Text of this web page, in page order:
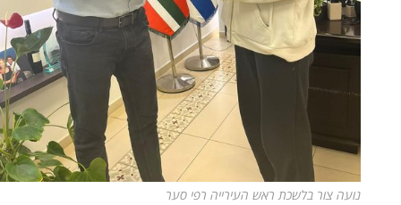
נועה צור בלשכת ראש העירייה רפי סער